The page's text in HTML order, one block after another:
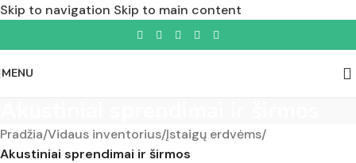
Skip to navigation Skip to main content
MENU
Pradžia/Vidaus inventorius/Įstaigų erdvėms/
Akustiniai sprendimai ir širmos